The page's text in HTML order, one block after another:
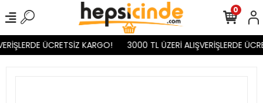
ÜCRETSİZ KARGO! 3000 TL ÜZERİ ALIŞVERİŞLERDE
0